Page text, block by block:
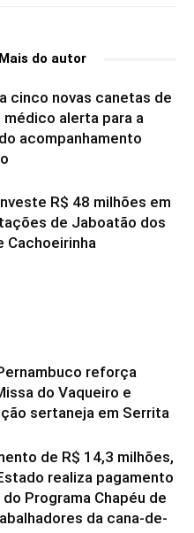
Mais do autor
cinco novas canetas de
médico alerta para a
acompanhamento
R$ 48 milhões em
de Jaboatão dos
Cachoeirinha
reforça
do Vaqueiro e
sertaneja em Serrita
de R$ 14,3 milhões,
realiza pagamento
Programa Chapéu de
da cana-de-